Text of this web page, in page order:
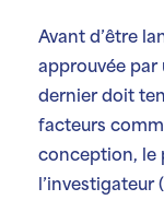
Avant d’être
approuvée par
dernier doit
facteurs
conception, le
l’investigateur